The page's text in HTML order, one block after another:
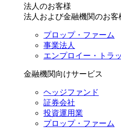
法人のお客様
法人および金融機関のお客
プロップ・ファーム
事業法人
エンプロイー・トラ
金融機関向けサービス
ヘッジファンド
証券会社
投資運用業
プロップ・ファーム